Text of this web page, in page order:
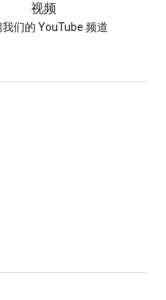
视频
们的 YouTube 频道